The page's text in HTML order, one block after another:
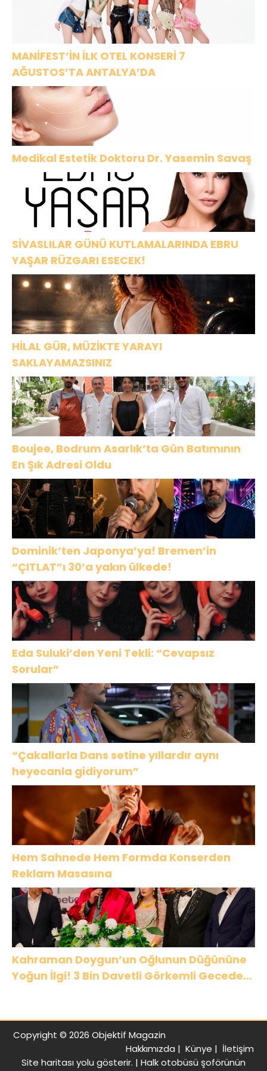
izliyici ile
buluşuyor.
MANİFEST’İN İLK OTEL KONSERİ 7
AĞUSTOS’TA ANTALYA’DA
Medikal Estetik Doktoru Dr. Yasemin Savaş
SİVASLILAR GÜNÜ KUTLAMALARINDA EBRU
YAŞAR RÜZGARI ESECEK!
HİLAL GÜR, MÜZİKTE YARAYI
SAKLAYAMAZSINIZ
Boujee, Bodrum Asarlık’ta Gün Batımının
En Şık Adresi Oldu
Dominik’ten Japonya’ya! Bremen’in
“ÇITLAT”ı 30’a yakın ülkede!
Eda Suluki’den Yeni Tekli: “Cevapsız
Sorular”
“Çakallarla Dans setine yıllardır aynı
heyecanla gidiyorum”
Hem Sahnede Hem Formda Konserden
Reklam Masasına
Kahraman Doygun’un Oğlunun Düğününe
Yoğun İlgi! 3 Bin Davetli Görkemli Gecede
Copyright © 2026 Objektif Magazin
Hakkımızda | Künye | İletişim
Site haritası yolu gösterir. | Halk otobüsü şoförünün